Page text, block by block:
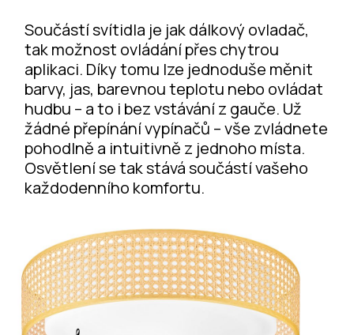
Součástí svítidla je jak dálkový ovladač,
tak možnost ovládání přes chytrou
aplikaci. Díky tomu lze jednoduše měnit
barvy, jas, barevnou teplotu nebo ovládat
hudbu – a to i bez vstávání z gauče. Už
žádné přepínání vypínačů – vše zvládnete
pohodlně a intuitivně z jednoho místa.
Osvětlení se tak stává součástí vašeho
každodenního komfortu.